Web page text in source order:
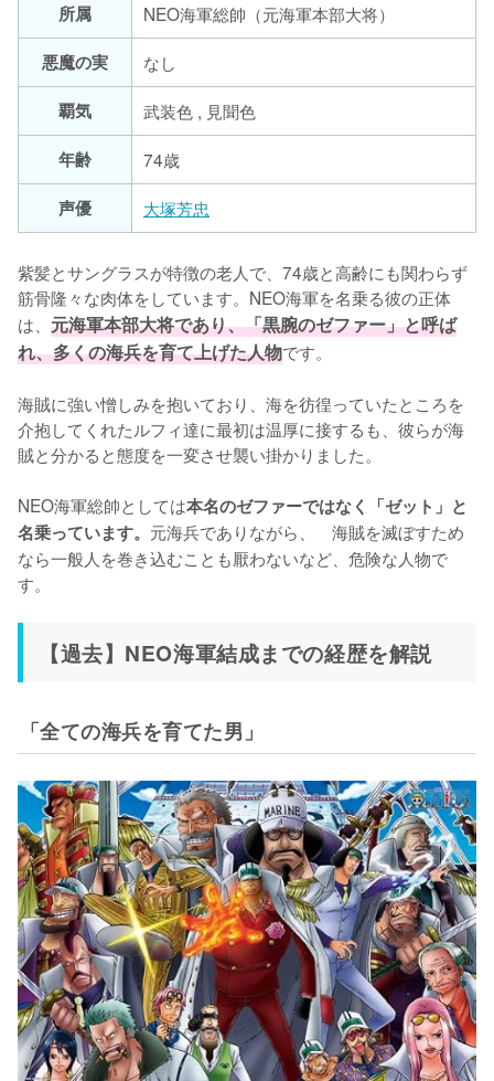
所属
NEO海軍総帥（元海軍本部大将）
悪魔の実
なし
覇気
武装色 , 見聞色
年齢
74歳
声優
大塚芳忠
紫髪とサングラスが特徴の老人で、74歳と高齢にも関わらず
筋骨隆々な肉体をしています。NEO海軍を名乗る彼の正体
は、 元海軍本部大将であり、「黒腕のゼファー」と呼ば
れ、多くの海兵を育て上げた人物です。
海賊に強い憎しみを抱いており、海を彷徨っていたところを
介抱してくれたルフィ達に最初は温厚に接するも、彼らが海
賊と分かると態度を一変させ襲い掛かりました。
NEO海軍総帥としては本名のゼファーではなく「ゼット」と
名乗っています。 元海兵でありながら、　海賊を滅ぼすため
なら一般人を巻き込むことも厭わないなど、危険な人物で
す。
【過去】NEO海軍結成までの経歴を解説
「全ての海兵を育てた男」